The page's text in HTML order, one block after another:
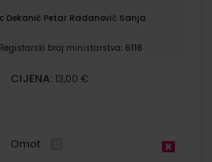
Dekanić Petar Radanović Sanja
Registarski broj ministarstva: 6116
CIJENA: 13,00 €
Omot